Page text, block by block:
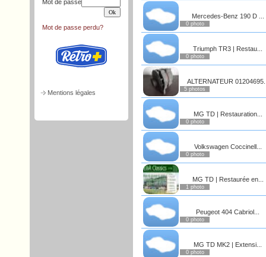
Mot de passe
Mot de passe perdu?
Mentions légales
Mercedes-Benz 190 D ...
0 photo
Triumph TR3 | Restau...
0 photo
ALTERNATEUR
5 photos
MG TD | Restauration...
0 photo
Volkswagen Coccinell...
0 photo
MG TD | Restaurée en...
1 photo
Peugeot 404 Cabriol...
0 photo
MG TD MK2 | Extensi...
0 photo